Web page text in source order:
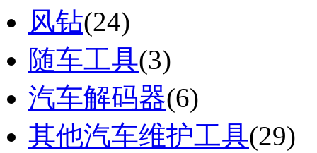
风钻(24)
随车工具(3)
汽车解码器(6)
其他汽车维护工具(29)